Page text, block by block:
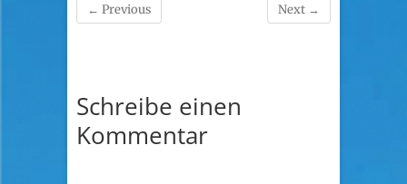
← Previous Next →
Schreibe einen
Kommentar